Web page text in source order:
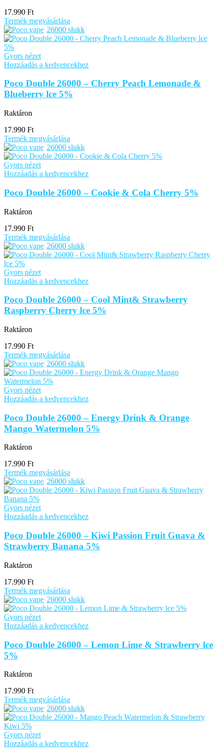
17.990 Ft
Termék megvásárlása
26000 slukk
Gyors nézet
Hozzáadás a kedvencekhez
Poco Double 26000 – Cherry Peach Lemonade &
Blueberry lce 5%
Raktáron
17.990 Ft
Termék megvásárlása
26000 slukk
Gyors nézet
Hozzáadás a kedvencekhez
Poco Double 26000 – Cookie & Cola Cherry 5%
Raktáron
17.990 Ft
Termék megvásárlása
26000 slukk
Gyors nézet
Hozzáadás a kedvencekhez
Poco Double 26000 – Cool Mint& Strawberry
Raspberry Cherry lce 5%
Raktáron
17.990 Ft
Termék megvásárlása
26000 slukk
Gyors nézet
Hozzáadás a kedvencekhez
Poco Double 26000 – Energy Drink & Orange
Mango Watermelon 5%
Raktáron
17.990 Ft
Termék megvásárlása
26000 slukk
Gyors nézet
Hozzáadás a kedvencekhez
Poco Double 26000 – Kiwi Passion Fruit Guava &
Strawberry Banana 5%
Raktáron
17.990 Ft
Termék megvásárlása
26000 slukk
Gyors nézet
Hozzáadás a kedvencekhez
Poco Double 26000 – Lemon Lime & Strawberry lce
5%
Raktáron
17.990 Ft
Termék megvásárlása
26000 slukk
Gyors nézet
Hozzáadás a kedvencekhez